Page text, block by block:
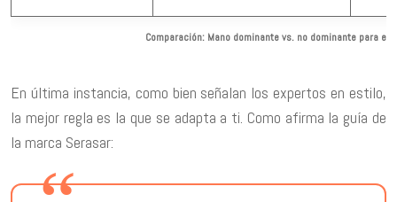
Comparación: Mano dominante vs. no dominante para el
En última instancia, como bien señalan los expertos en estilo,
la mejor regla es la que se adapta a ti. Como afirma la guía de
la marca Serasar: